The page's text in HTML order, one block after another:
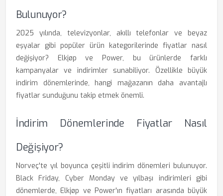
Bulunuyor?
2025 yılında, televizyonlar, akıllı telefonlar ve beyaz
eşyalar gibi popüler ürün kategorilerinde fiyatlar nasıl
değişiyor? Elkjøp ve Power, bu ürünlerde farklı
kampanyalar ve indirimler sunabiliyor. Özellikle büyük
indirim dönemlerinde, hangi mağazanın daha avantajlı
fiyatlar sunduğunu takip etmek önemli.
İndirim Dönemlerinde Fiyatlar Nasıl
Değişiyor?
Norveç'te yıl boyunca çeşitli indirim dönemleri bulunuyor.
Black Friday, Cyber Monday ve yılbaşı indirimleri gibi
dönemlerde, Elkjøp ve Power'ın fiyatları arasında büyük